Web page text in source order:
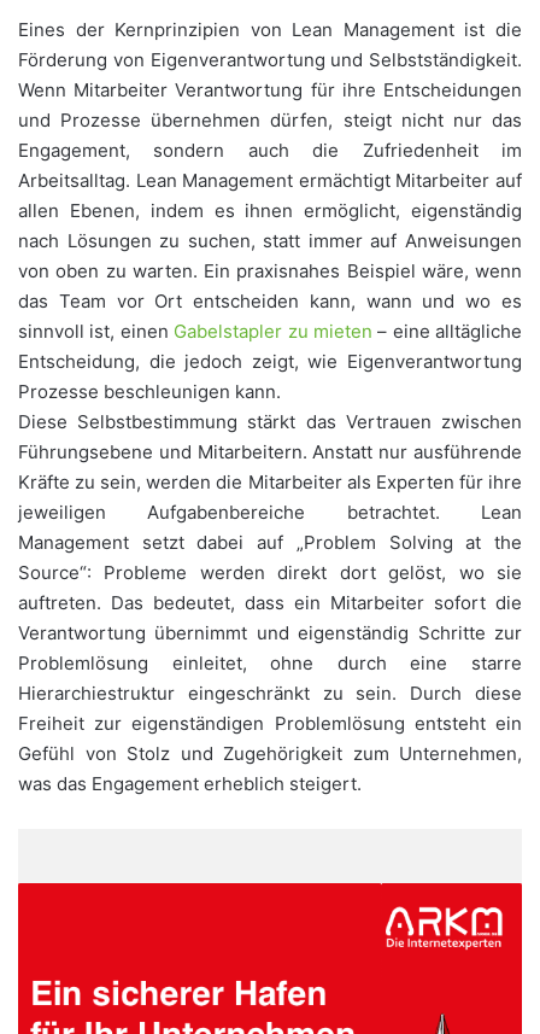
Eines der Kernprinzipien von Lean Management ist die
Förderung von Eigenverantwortung und Selbstständigkeit.
Wenn Mitarbeiter Verantwortung für ihre Entscheidungen
und Prozesse übernehmen dürfen, steigt nicht nur das
Engagement, sondern auch die Zufriedenheit im
Arbeitsalltag. Lean Management ermächtigt Mitarbeiter auf
allen Ebenen, indem es ihnen ermöglicht, eigenständig
nach Lösungen zu suchen, statt immer auf Anweisungen
von oben zu warten. Ein praxisnahes Beispiel wäre, wenn
das Team vor Ort entscheiden kann, wann und wo es
sinnvoll ist, einen Gabelstapler zu mieten – eine alltägliche
Entscheidung, die jedoch zeigt, wie Eigenverantwortung
Prozesse beschleunigen kann.
Diese Selbstbestimmung stärkt das Vertrauen zwischen
Führungsebene und Mitarbeitern. Anstatt nur ausführende
Kräfte zu sein, werden die Mitarbeiter als Experten für ihre
jeweiligen Aufgabenbereiche betrachtet. Lean
Management setzt dabei auf „Problem Solving at the
Source“: Probleme werden direkt dort gelöst, wo sie
auftreten. Das bedeutet, dass ein Mitarbeiter sofort die
Verantwortung übernimmt und eigenständig Schritte zur
Problemlösung einleitet, ohne durch eine starre
Hierarchiestruktur eingeschränkt zu sein. Durch diese
Freiheit zur eigenständigen Problemlösung entsteht ein
Gefühl von Stolz und Zugehörigkeit zum Unternehmen,
was das Engagement erheblich steigert.